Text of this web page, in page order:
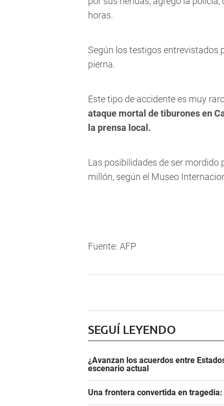
horas.
Según los testigos entrevistados
pierna.
Este tipo de accidente es muy
ataque mortal de tiburones en
la prensa local.
Las posibilidades de ser
millón, según el Museo
Fuente: AFP
SEGUÍ LEYENDO
¿Avanzan los acuerdos entre
escenario actual
Una frontera convertida en